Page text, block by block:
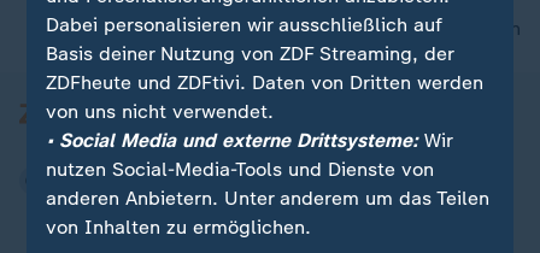
nach oben
Dabei personalisieren wir ausschließlich auf
Basis deiner Nutzung von ZDF Streaming, der
ZDFheute und ZDFtivi. Daten von Dritten werden
von uns nicht verwendet.
• Social Media und externe Drittsysteme:Wir
nutzen Social-Media-Tools und Dienste von
anderen Anbietern. Unter anderem um das Teilen
von Inhalten zu ermöglichen.